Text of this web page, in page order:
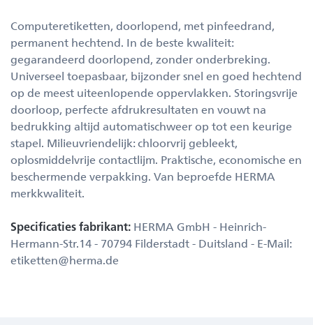
Computeretiketten, doorlopend, met pinfeedrand,
permanent hechtend. In de beste kwaliteit:
gegarandeerd doorlopend, zonder onderbreking.
Universeel toepasbaar, bijzonder snel en goed hechtend
op de meest uiteenlopende oppervlakken. Storingsvrije
doorloop, perfecte afdrukresultaten en vouwt na
bedrukking altijd automatischweer op tot een keurige
stapel. Milieuvriendelijk: chloorvrij gebleekt,
oplosmiddelvrije contactlijm. Praktische, economische en
beschermende verpakking. Van beproefde HERMA
merkkwaliteit.
Specificaties fabrikant: HERMA GmbH - Heinrich-
Hermann-Str.14 - 70794 Filderstadt - Duitsland - E-Mail:
etiketten@herma.de